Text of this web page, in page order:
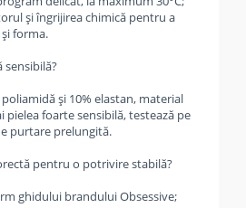
și îngrijirea chimică pentru a
forma.
și 10% elastan, material
pielea foarte sensibilă, testează pe
purtare prelungită.
pentru o potrivire stabilă?
ghidului brandului Obsessive;